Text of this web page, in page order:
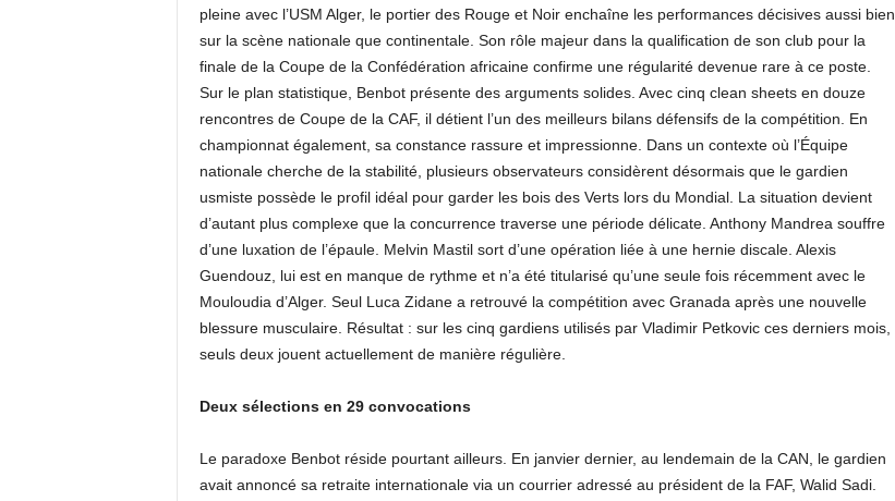
pleine avec l’USM Alger, le portier des Rouge et Noir enchaîne les performances décisives aussi bien
sur la scène nationale que continentale. Son rôle majeur dans la qualification de son club pour la
finale de la Coupe de la Confédération africaine confirme une régularité devenue rare à ce poste.
Sur le plan statistique, Benbot présente des arguments solides. Avec cinq clean sheets en douze
rencontres de Coupe de la CAF, il détient l’un des meilleurs bilans défensifs de la compétition. En
championnat également, sa constance rassure et impressionne. Dans un contexte où l’Équipe
nationale cherche de la stabilité, plusieurs observateurs considèrent désormais que le gardien
usmiste possède le profil idéal pour garder les bois des Verts lors du Mondial. La situation devient
d’autant plus complexe que la concurrence traverse une période délicate. Anthony Mandrea souffre
d’une luxation de l’épaule. Melvin Mastil sort d’une opération liée à une hernie discale. Alexis
Guendouz, lui est en manque de rythme et n’a été titularisé qu’une seule fois récemment avec le
Mouloudia d’Alger. Seul Luca Zidane a retrouvé la compétition avec Granada après une nouvelle
blessure musculaire. Résultat : sur les cinq gardiens utilisés par Vladimir Petkovic ces derniers mois,
seuls deux jouent actuellement de manière régulière.
Deux sélections en 29 convocations
Le paradoxe Benbot réside pourtant ailleurs. En janvier dernier, au lendemain de la CAN, le gardien
avait annoncé sa retraite internationale via un courrier adressé au président de la FAF, Walid Sadi.